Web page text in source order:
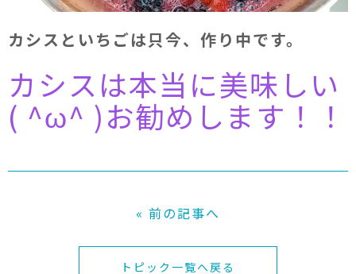
カシスといちごは只今、作り中です。
カシスは本当に美味しい
( ^ω^ )お勧めします！！
« 前の記事へ
トピック一覧へ戻る